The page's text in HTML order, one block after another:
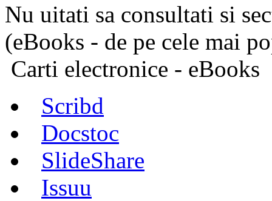
Nu uitati sa consultati si
(eBooks - de pe cele mai
Carti electronice - eBooks
Scribd
Docstoc
SlideShare
Issuu